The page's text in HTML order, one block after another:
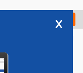
Check in
x